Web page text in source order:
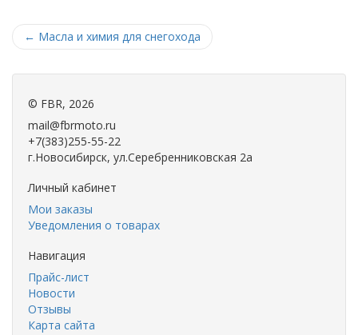
← Масла и химия для снегохода
© FBR, 2026
mail@fbrmoto.ru
+7(383)255-55-22
г.Новосибирск, ул.Серебренниковская 2а
Личный кабинет
Мои заказы
Уведомления о товарах
Навигация
Прайс-лист
Новости
Отзывы
Карта сайта